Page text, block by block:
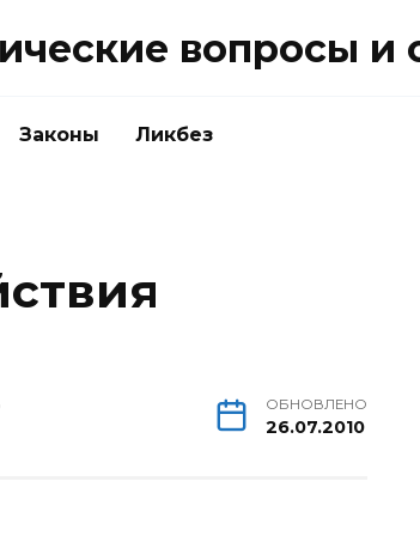
вопросы и
Законы Ликбез
ОБНОВЛЕНО
26.07.2010